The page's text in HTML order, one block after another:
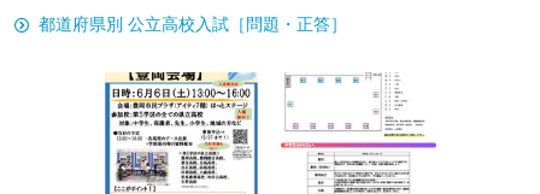
都道府県別 公立高校入試［問題・正答］